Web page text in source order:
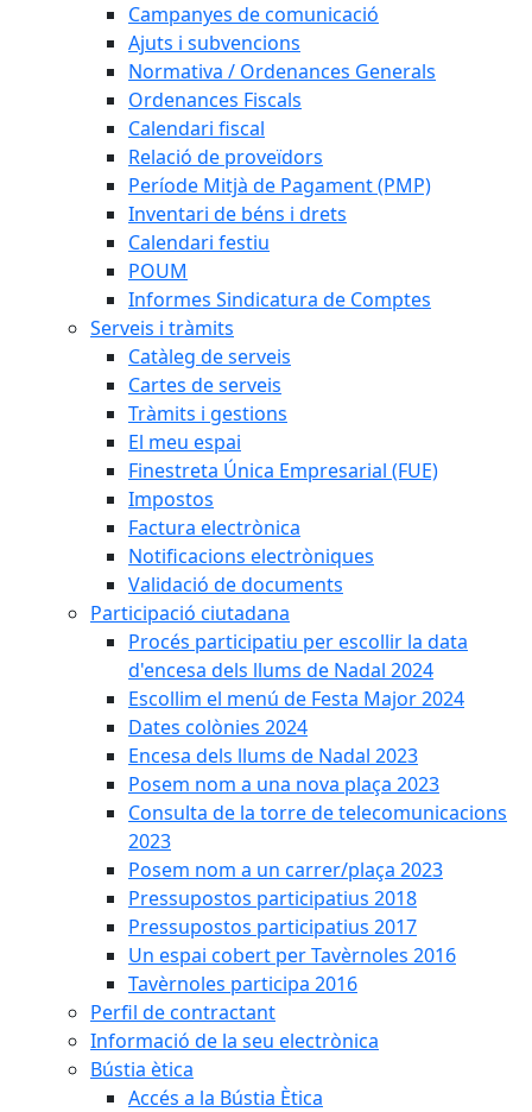
Campanyes de comunicació
Ajuts i subvencions
Normativa / Ordenances Generals
Ordenances Fiscals
Calendari fiscal
Relació de proveïdors
Període Mitjà de Pagament (PMP)
Inventari de béns i drets
Calendari festiu
POUM
Informes Sindicatura de Comptes
Serveis i tràmits
Catàleg de serveis
Cartes de serveis
Tràmits i gestions
El meu espai
Finestreta Única Empresarial (FUE)
Impostos
Factura electrònica
Notificacions electròniques
Validació de documents
Participació ciutadana
Procés participatiu per escollir la data
d'encesa dels llums de Nadal 2024
Escollim el menú de Festa Major 2024
Dates colònies 2024
Encesa dels llums de Nadal 2023
Posem nom a una nova plaça 2023
Consulta de la torre de telecomunicacions
2023
Posem nom a un carrer/plaça 2023
Pressupostos participatius 2018
Pressupostos participatius 2017
Un espai cobert per Tavèrnoles 2016
Tavèrnoles participa 2016
Perfil de contractant
Informació de la seu electrònica
Bústia ètica
Accés a la Bústia Ètica